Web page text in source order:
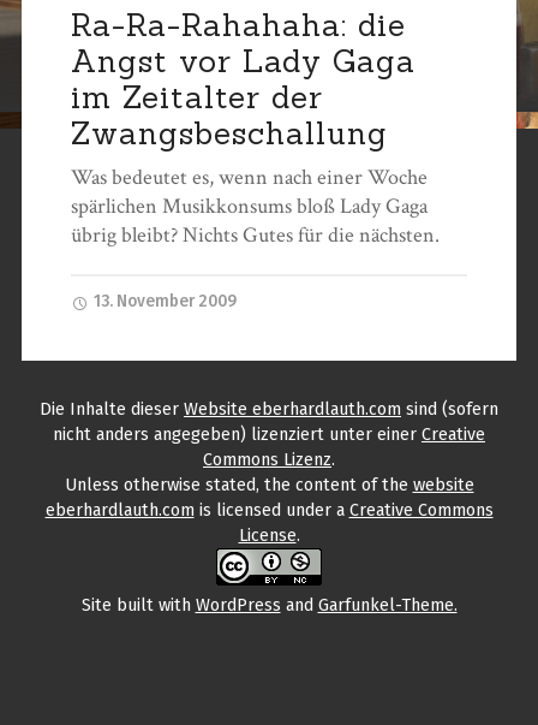
Ra-Ra-Rahahaha: die
Angst vor Lady Gaga
im Zeitalter der
Zwangsbeschallung
Was bedeutet es, wenn nach einer Woche
spärlichen Musikkonsums bloß Lady Gaga
übrig bleibt? Nichts Gutes für die nächsten.
13. November 2009
Die Inhalte dieser Website eberhardlauth.com sind (sofern
nicht anders angegeben) lizenziert unter einer Creative
Commons Lizenz.
Unless otherwise stated, the contentof the website
eberhardlauth.com is licensed under a Creative Commons
License.
Site built with WordPress and Garfunkel-Theme.